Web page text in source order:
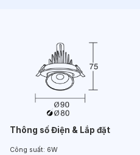
Thông số Điện & Lắp đặt
Công suất: 6W